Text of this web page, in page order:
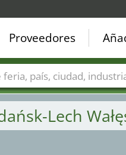
Lech
Proveedores
Ciudades Sectores